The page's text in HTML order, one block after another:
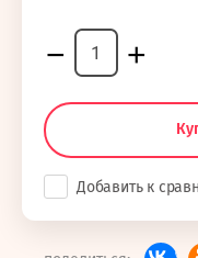
− +
Добавить к